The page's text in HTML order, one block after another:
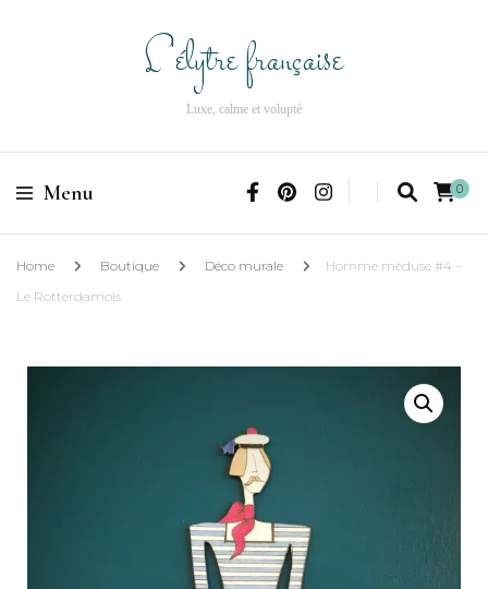
L'élytre française
Luxe, calme et volupté
Menu 0
Home Boutique Déco murale
Homme méduse #4 –
Le Rotterdamois